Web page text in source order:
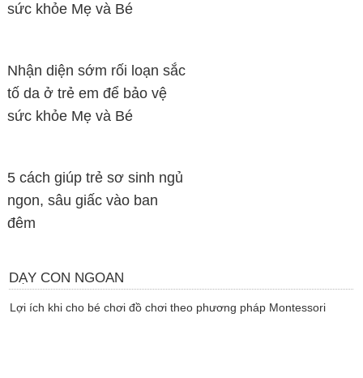
sức khỏe Mẹ và Bé
Nhận diện sớm rối loạn sắc
tố da ở trẻ em để bảo vệ
sức khỏe Mẹ và Bé
5 cách giúp trẻ sơ sinh ngủ
ngon, sâu giấc vào ban
đêm
DẠY CON NGOAN
Lợi ích khi cho bé chơi đồ chơi theo phương pháp Montessori